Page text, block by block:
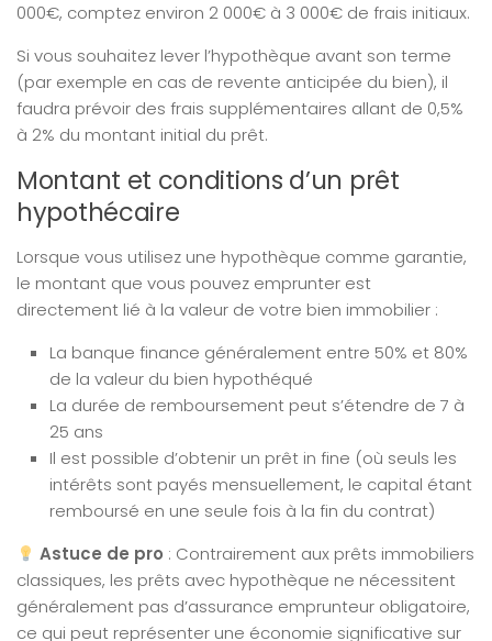
000€, comptez environ 2 000€ à 3 000€ de frais initiaux.
Si vous souhaitez lever l’hypothèque avant son terme
(par exemple en cas de revente anticipée du bien), il
faudra prévoir des frais supplémentaires allant de 0,5%
à 2% du montant initial du prêt.
Montant et conditions d’un prêt
hypothécaire
Lorsque vous utilisez une hypothèque comme garantie,
le montant que vous pouvez emprunter est
directement lié à la valeur de votre bien immobilier :
La banque finance généralement entre 50% et 80%
de la valeur du bien hypothéqué
La durée de remboursement peut s’étendre de 7 à
25 ans
Il est possible d’obtenir un prêt in fine (où seuls les
intérêts sont payés mensuellement, le capital étant
remboursé en une seule fois à la fin du contrat)
Astuce de pro : Contrairement aux prêts immobiliers
classiques, les prêts avec hypothèque ne nécessitent
généralement pas d’assurance emprunteur obligatoire,
ce qui peut représenter une économie significative sur